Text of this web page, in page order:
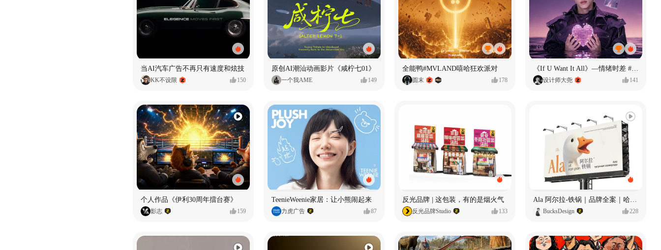
当AI汽车广告不再只有速度和炫技
KK不设限 150
原创AI潮汕动画影片《咸柠七01》
一个我AME 149
全能鸭#MVLAND嘻哈狂欢派对
圆末 178
《If U Want It All》—情绪时差 #MVLAND嘻哈狂欢派对
设计师大尧 141
个人作品《伊利30周年擂台赛》
影志 159
TeenieWeenie家居：让小熊闹起来
力虎广告 87
反光品牌 | 这包装，有的是烟火气
反光品牌Studio 133 BucksDesign 228